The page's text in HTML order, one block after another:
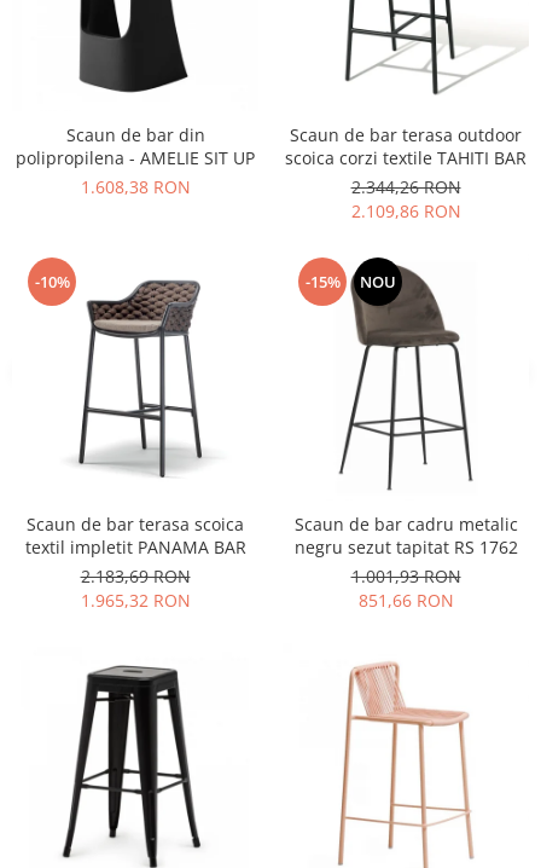
Vitrina bar / retrobar
Blaturi de masa
Blaturi din PAL
Blaturi din MDF
Blaturi din metal
Blaturi din lemn masiv
Blaturi din HPL Compact
Blaturi din piatra naturala si
compozit
Scaune profesionale
Scaun laborator
Scaune de lucru
Scaun de bar din
polipropilena - AMELIE SIT UP
1.608,38 RON
Scaun de bar terasa outdoor
scoica corzi textile TAHITI BAR
2.344,26 RON
2.109,86 RON
-10%
Scaun de bar terasa scoica
textil impletit PANAMA BAR
2.183,69 RON
1.965,32 RON
-15% NOU
Scaun de bar cadru metalic
negru sezut tapitat RS 1762
1.001,93 RON
851,66 RON